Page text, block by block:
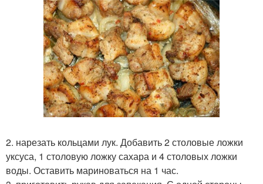
2. нарезать кольцами лук. Добавить 2 столовые ложки
уксуса, 1 столовую ложку сахара и 4 столовых ложки
воды. Оставить мариноваться на 1 час.